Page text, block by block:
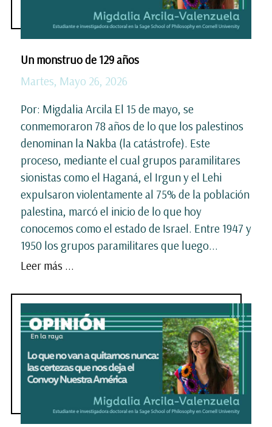
Un monstruo de 129 años
Martes, Mayo 26, 2026
Por: Migdalia Arcila El 15 de mayo, se
conmemoraron 78 años de lo que los palestinos
denominan la Nakba (la catástrofe). Este
proceso, mediante el cual grupos paramilitares
sionistas como el Haganá, el Irgun y el Lehi
expulsaron violentamente al 75% de la población
palestina, marcó el inicio de lo que hoy
conocemos como el estado de Israel. Entre 1947 y
1950 los grupos paramilitares que luego...
Leer más ...